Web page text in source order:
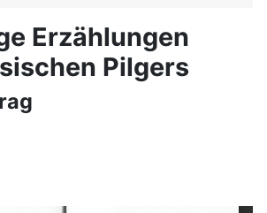
Erzählungen
Pilgers